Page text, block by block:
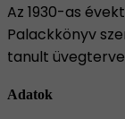
Az 1930-as
Palackkönyv
tanult
Adatok